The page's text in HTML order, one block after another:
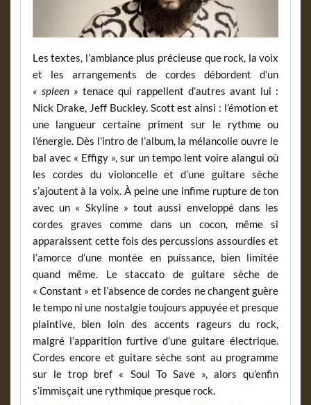
Les textes, l’ambiance plus précieuse que rock, la voix
et les arrangements de cordes débordent d’un
« spleen »tenace qui rappellent d’autres avant lui :
Nick Drake, Jeff Buckley. Scott est ainsi : l’émotion et
une langueur certaine priment sur le rythme ou
l’énergie. Dès l’intro de l’album, la mélancolie ouvre le
bal avec « Effigy », sur un tempo lent voire alangui où
les cordes du violoncelle et d’une guitare sèche
s’ajoutent à la voix. À peine une infime rupture de ton
avec un « Skyline » tout aussi enveloppé dans les
cordes graves comme dans un cocon, même si
apparaissent cette fois des percussions assourdies et
l’amorce d’une montée en puissance, bien limitée
quand même. Le staccato de guitare sèche de
« Constant » et l’absence de cordes ne changent guère
le tempo ni une nostalgie toujours appuyée et presque
plaintive, bien loin des accents rageurs du rock,
malgré l’apparition furtive d’une guitare électrique.
Cordes encore et guitare sèche sont au programme
sur le trop bref « Soul To Save », alors qu’enfin
s’immisçait une rythmique presque rock.